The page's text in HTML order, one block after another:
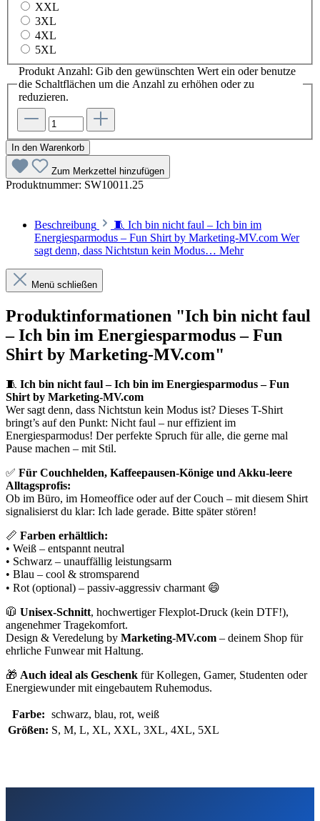
XXL
3XL
4XL
5XL
Produkt Anzahl: Gib den gewünschten Wert ein oder benutze
die Schaltflächen um die Anzahl zu erhöhen oder zu
reduzieren.
In den Warenkorb
Zum Merkzettel hinzufügen
Produktnummer: SW10011.25
Beschreibung
🧵 Ich bin nicht faul – Ich bin im
Energiesparmodus – Fun Shirt by Marketing-MV.com Wer
sagt denn, dass Nichtstun kein Modus… Mehr
Menü schließen
Produktinformationen "Ich bin nicht faul
– Ich bin im Energiesparmodus – Fun
Shirt by Marketing-MV.com"
🧵 Ich bin nicht faul – Ich bin im Energiesparmodus – Fun
Shirt by Marketing-MV.com
Wer sagt denn, dass Nichtstun kein Modus ist? Dieses T-Shirt
bringt’s auf den Punkt: Nicht faul – nur effizient im
Energiesparmodus! Der perfekte Spruch für alle, die gerne mal
Pause machen – mit Stil.
✅ Für Couchhelden, Kaffeepausen-Könige und Akku-leere
Alltagsprofis:
Ob im Büro, im Homeoffice oder auf der Couch – mit diesem Shirt
signalisierst du klar: Ich lade gerade. Bitte später stören!
📏 Farben erhältlich:
• Weiß – entspannt neutral
• Schwarz – unauffällig leistungsarm
• Blau – cool & stromsparend
• Rot (optional) – passiv-aggressiv charmant 😄
🧥 Unisex-Schnitt, hochwertiger Flexplot-Druck (kein DTF!),
angenehmer Tragekomfort.
Design & Veredelung by Marketing-MV.com – deinem Shop für
ehrliche Funwear mit Haltung.
🎁 Auch ideal als Geschenk für Kollegen, Gamer, Studenten oder
Energiewunder mit eingebautem Ruhemodus.
Farbe: schwarz, blau, rot, weiß
Größen: S, M, L, XL, XXL, 3XL, 4XL, 5XL